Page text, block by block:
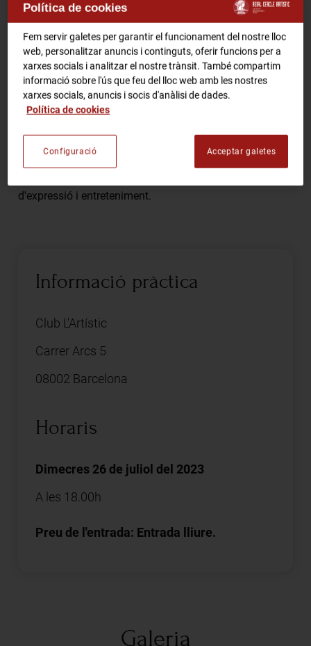
RCA Radio
RCA TV
RCA TEATRE
Gastronomic Experience 360º
Entrades Esdeveniments
FES-TE SOCI
Comparteix
Discutirem diversos temes relacionats amb la història,
els assistents comparteixin les seves experiències i
d'expressió i entreteniment.
Informació pràctica
Club L'Artístic
Carrer Arcs 5
08002 Barcelona
Horaris
Dimecres 26 de juliol del 2023
A les 18.00h
Preu de l'entrada: Entrada lliure.
Galeria
Política de cookies
Fem servir galetes per garantir el funcionament del nostre lloc
web, personalitzar anuncis i continguts, oferir funcions per a
xarxes socials i analitzar el nostre trànsit. També compartim
informació sobre l'ús que feu del lloc web amb les nostres
xarxes socials, anuncis i socis d'anàlisi de dades.
Política de cookies
Acceptar galetes
Configuració